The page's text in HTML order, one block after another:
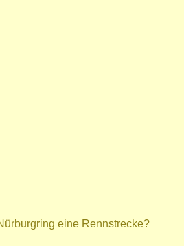
eine Rennstrecke?